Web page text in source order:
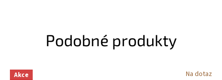
Podobné produkty
Akce Na dotaz